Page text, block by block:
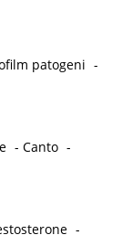
patogeni -
- Canto -
-